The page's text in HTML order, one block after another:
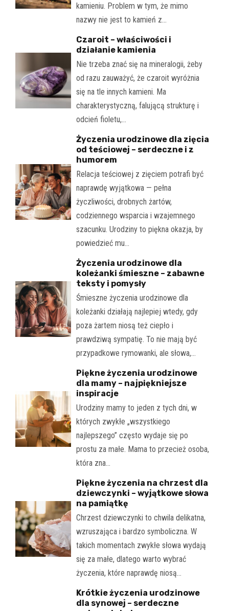
kamieniu. Problem w tym, że mimo
nazwy nie jest to kamień z…
Czaroit – właściwości i
działanie kamienia
Nie trzeba znać się na mineralogii, żeby
od razu zauważyć, że czaroit wyróżnia
się na tle innych kamieni. Ma
charakterystyczną, falującą strukturę i
odcień fioletu,…
Życzenia urodzinowe dla zięcia
od teściowej – serdeczne i z
humorem
Relacja teściowej z zięciem potrafi być
naprawdę wyjątkowa — pełna
życzliwości, drobnych żartów,
codziennego wsparcia i wzajemnego
szacunku. Urodziny to piękna okazja, by
powiedzieć mu…
Życzenia urodzinowe dla
koleżanki śmieszne – zabawne
teksty i pomysły
Śmieszne życzenia urodzinowe dla
koleżanki działają najlepiej wtedy, gdy
poza żartem niosą też ciepło i
prawdziwą sympatię. To nie mają być
przypadkowe rymowanki, ale słowa,…
Piękne życzenia urodzinowe
dla mamy – najpiękniejsze
inspiracje
Urodziny mamy to jeden z tych dni, w
których zwykłe „wszystkiego
najlepszego” często wydaje się po
prostu za małe. Mama to przecież osoba,
która zna…
Piękne życzenia na chrzest dla
dziewczynki – wyjątkowe słowa
na pamiątkę
Chrzest dziewczynki to chwila delikatna,
wzruszająca i bardzo symboliczna. W
takich momentach zwykłe słowa wydają
się za małe, dlatego warto wybrać
życzenia, które naprawdę niosą…
Krótkie życzenia urodzinowe
dla synowej – serdeczne